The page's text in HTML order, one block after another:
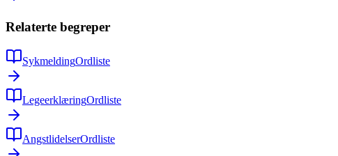
Relaterte begreper
SykmeldingOrdliste
LegeerklæringOrdliste
AngstlidelserOrdliste